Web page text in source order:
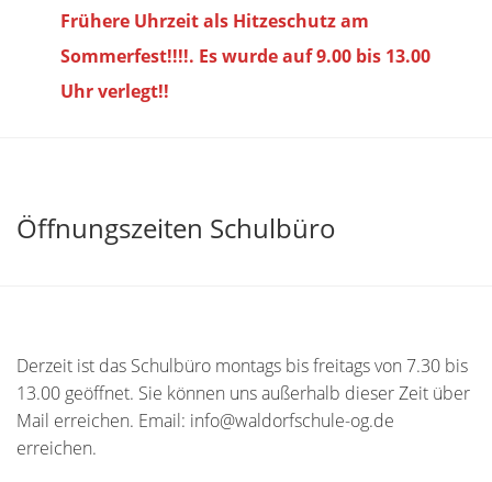
Frühere Uhrzeit als Hitzeschutz am
Sommerfest!!!!. Es wurde auf 9.00 bis 13.00
Uhr verlegt!!
Öffnungszeiten Schulbüro
Derzeit ist das Schulbüro montags bis freitags von 7.30 bis
13.00 geöffnet. Sie können uns außerhalb dieser Zeit über
Mail erreichen. Email: info@waldorfschule-og.de
erreichen.